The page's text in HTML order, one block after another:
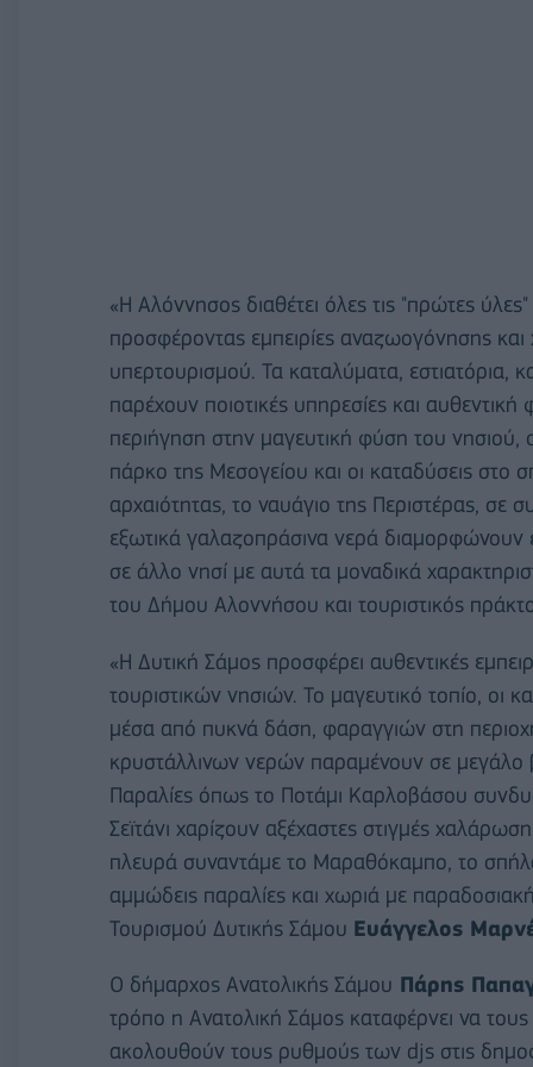
«Η Αλόννησος διαθέτει όλες τις "πρώτες
προσφέροντας εμπειρίες αναζωογόνησης και
υπερτουρισμού. Τα καταλύματα, εστιατόρια,
παρέχουν ποιοτικές υπηρεσίες και αυθεντική
περιήγηση στην μαγευτική φύση του νησιού,
πάρκο της Μεσογείου και οι καταδύσεις στο
αρχαιότητας, το ναυάγιο της Περιστέρας,
εξωτικά γαλαζοπράσινα νερά διαμορφώνουν
σε άλλο νησί με αυτά τα μοναδικά
του Δήμου Αλοννήσου και τουριστικός
«Η Δυτική Σάμος προσφέρει αυθεντικές
τουριστικών νησιών. Το μαγευτικό τοπίο, οι
μέσα από πυκνά δάση, φαραγγιών στη
κρυστάλλινων νερών παραμένουν σε μεγάλο
Παραλίες όπως το Ποτάμι Καρλοβάσου
Σεϊτάνι χαρίζουν αξέχαστες στιγμές
πλευρά συναντάμε το Μαραθόκαμπο, το
αμμώδεις παραλίες και χωριά με
Τουρισμού Δυτικής Σάμου Ευάγγελος
Ο δήμαρχος Ανατολικής Σάμου Πάρης
τρόπο η Ανατολική Σάμος καταφέρνει να
ακολουθούν τους ρυθμούς των djs στις